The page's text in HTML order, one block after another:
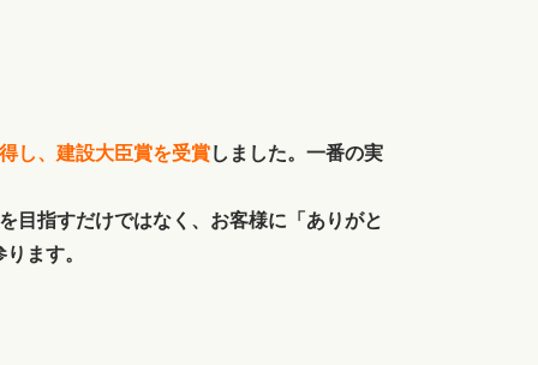
し、建設大臣賞を受賞しました。一番の実
目指すだけではなく、お客様に「ありがと
ます。